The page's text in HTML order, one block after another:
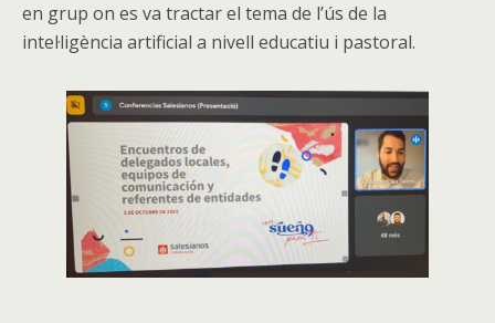
en grup on es va tractar el tema de l’ús de la
intel·ligència artificial a nivell educatiu i pastoral.